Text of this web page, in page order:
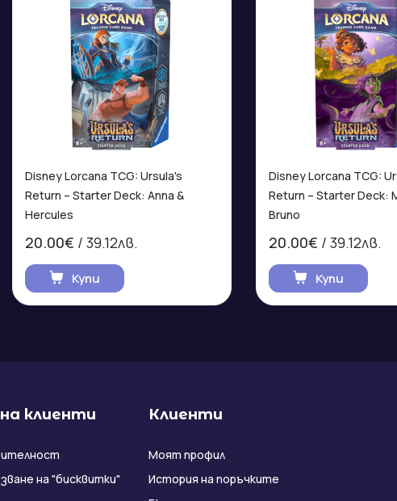
Disney Lorcana TCG: Ursula's
Return – Starter Deck: Anna &
Hercules
20.00€ / 39.12лв.
Купи
Disney Lorcana TCG:
Return – Starter Deck:
Bruno
20.00€ / 39.12лв.
Купи
клиенти
на "бисквитки"
Клиенти
Моят профил
История на поръчките